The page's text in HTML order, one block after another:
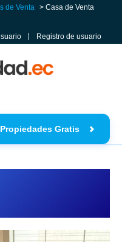
de Venta > Casa de Venta
Registro de usuario
Gratis